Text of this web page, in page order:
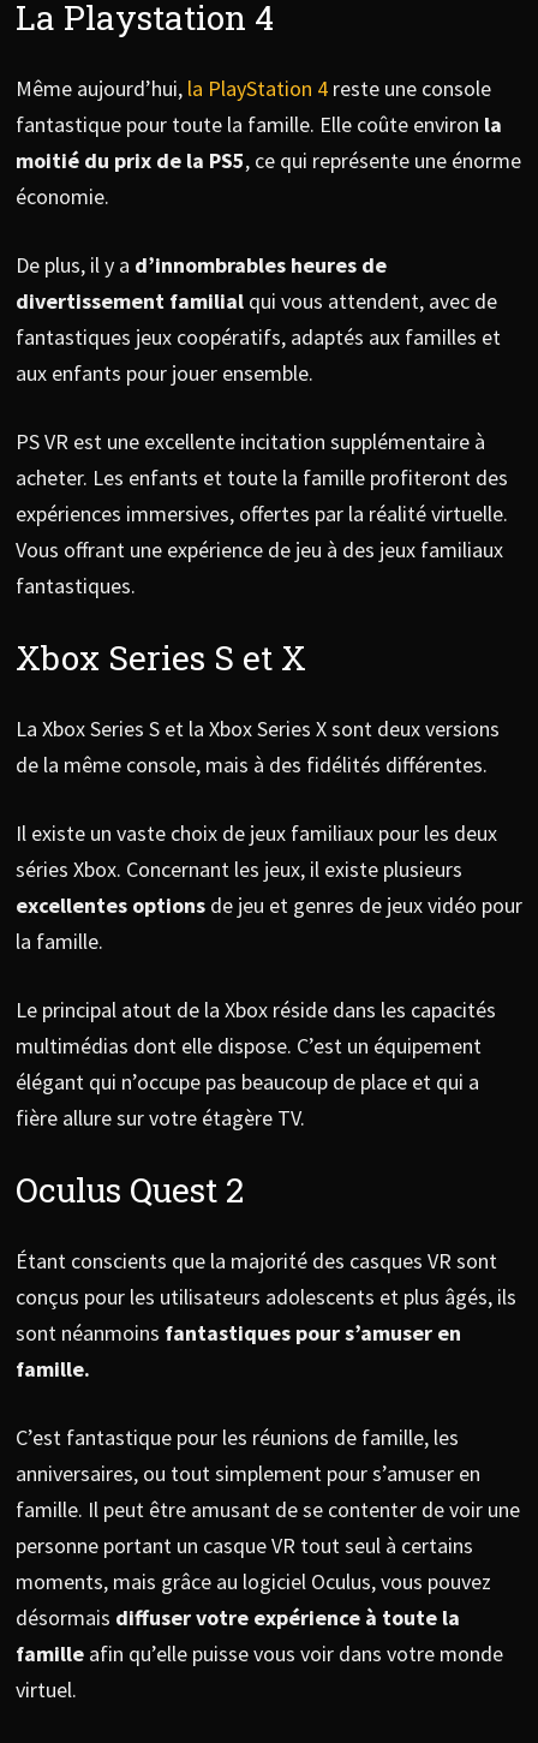
La Playstation 4
Même aujourd’hui, la PlayStation 4reste une console
fantastique pour toute la famille. Elle coûte environ la
moitié du prix de la PS5, ce qui représente une énorme
économie.
De plus, il y a d’innombrables heures de
divertissement familialqui vous attendent, avec de
fantastiques jeux coopératifs, adaptés aux familles et
aux enfants pour jouer ensemble.
PS VR est une excellente incitation supplémentaire à
acheter. Les enfants et toute la famille profiteront des
expériences immersives, offertes par la réalité virtuelle.
Vous offrant une expérience de jeu à des jeux familiaux
fantastiques.
Xbox Series S et X
La Xbox Series S et la Xbox Series X sont deux versions
de la même console, mais à des fidélités différentes.
Il existe un vaste choix de jeux familiaux pour les deux
séries Xbox. Concernant les jeux, il existe plusieurs
excellentes optionsde jeu et genres de jeux vidéo pour
la famille.
Le principal atout de la Xbox réside dans les capacités
multimédias dont elle dispose. C’est un équipement
élégant qui n’occupe pas beaucoup de place et qui a
fière allure sur votre étagère TV.
Oculus Quest 2
Étant conscients que la majorité des casques VR sont
conçus pour les utilisateurs adolescents et plus âgés, ils
sont néanmoins fantastiques pour s’amuser en
famille.
C’est fantastique pour les réunions de famille, les
anniversaires, ou tout simplement pour s’amuser en
famille. Il peut être amusant de se contenter de voir une
personne portant un casque VR tout seul à certains
moments, mais grâce au logiciel Oculus, vous pouvez
désormais diffuser votre expérience à toute la
familleafin qu’elle puisse vous voir dans votre monde
virtuel.